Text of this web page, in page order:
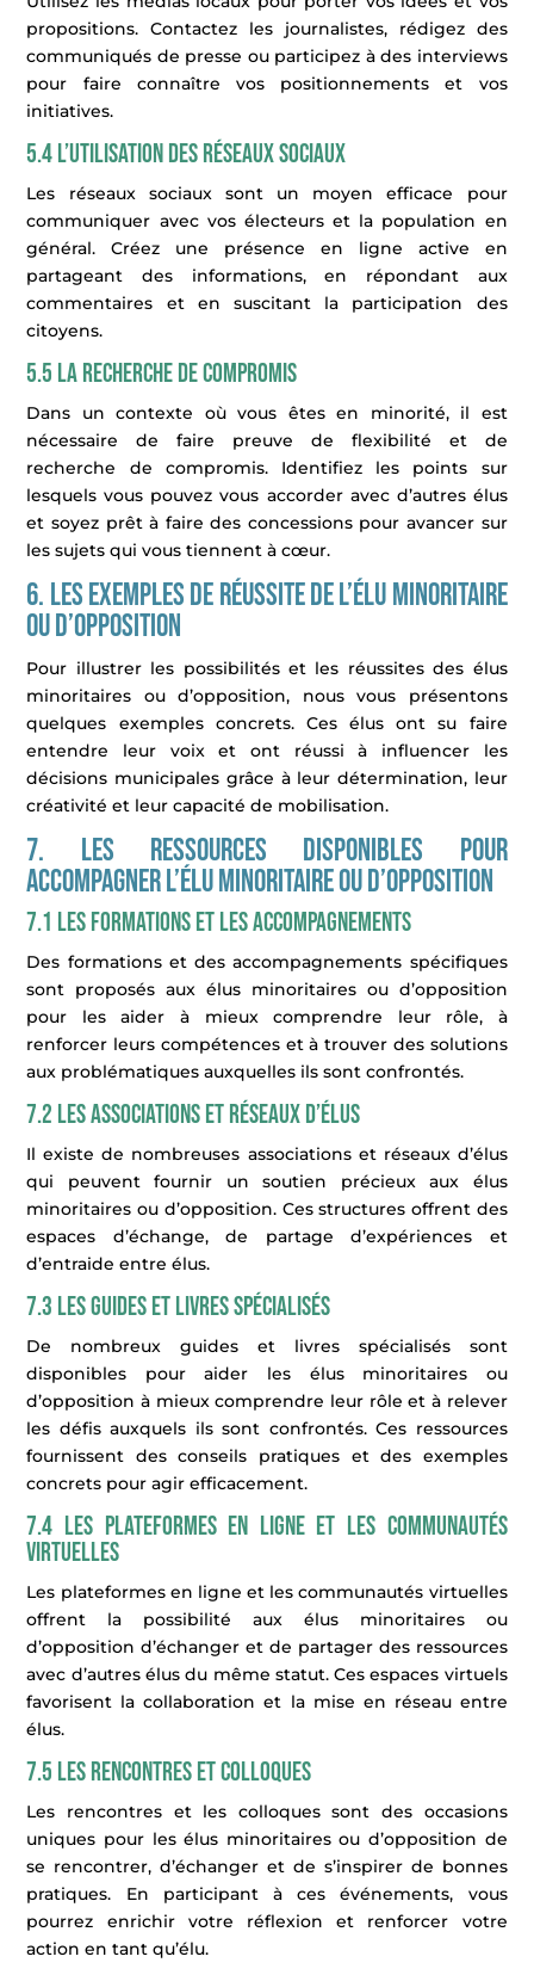
propositions. Contactez les journalistes, rédigez des
communiqués de presse ou participez à des interviews
pour faire connaître vos positionnements et vos
initiatives.
5.4 L’utilisation des réseaux sociaux
Les réseaux sociaux sont un moyen efficace pour
communiquer avec vos électeurs et la population en
général. Créez une présence en ligne active en
partageant des informations, en répondant aux
commentaires et en suscitant la participation des
citoyens.
5.5 La recherche de compromis
Dans un contexte où vous êtes en minorité, il est
nécessaire de faire preuve de flexibilité et de
recherche de compromis. Identifiez les points sur
lesquels vous pouvez vous accorder avec d’autres élus
et soyez prêt à faire des concessions pour avancer sur
les sujets qui vous tiennent à cœur.
6. Les exemples de réussite de l’élu minoritaire
ou d’opposition
Pour illustrer les possibilités et les réussites des élus
minoritaires ou d’opposition, nous vous présentons
quelques exemples concrets. Ces élus ont su faire
entendre leur voix et ont réussi à influencer les
décisions municipales grâce à leur détermination, leur
créativité et leur capacité de mobilisation.
7. Les ressources disponibles pour
accompagner l’élu minoritaire ou d’opposition
7.1 Les formations et les accompagnements
Des formations et des accompagnements spécifiques
sont proposés aux élus minoritaires ou d’opposition
pour les aider à mieux comprendre leur rôle, à
renforcer leurs compétences et à trouver des solutions
aux problématiques auxquelles ils sont confrontés.
7.2 Les associations et réseaux d’élus
Il existe de nombreuses associations et réseaux d’élus
qui peuvent fournir un soutien précieux aux élus
minoritaires ou d’opposition. Ces structures offrent des
espaces d’échange, de partage d’expériences et
d’entraide entre élus.
7.3 Les guides et livres spécialisés
De nombreux guides et livres spécialisés sont
disponibles pour aider les élus minoritaires ou
d’opposition à mieux comprendre leur rôle et à relever
les défis auxquels ils sont confrontés. Ces ressources
fournissent des conseils pratiques et des exemples
concrets pour agir efficacement.
7.4 Les plateformes en ligne et les communautés
virtuelles
Les plateformes en ligne et les communautés virtuelles
offrent la possibilité aux élus minoritaires ou
d’opposition d’échanger et de partager des ressources
avec d’autres élus du même statut. Ces espaces virtuels
favorisent la collaboration et la mise en réseau entre
élus.
7.5 Les rencontres et colloques
Les rencontres et les colloques sont des occasions
uniques pour les élus minoritaires ou d’opposition de
se rencontrer, d’échanger et de s’inspirer de bonnes
pratiques. En participant à ces événements, vous
pourrez enrichir votre réflexion et renforcer votre
action en tant qu’élu.